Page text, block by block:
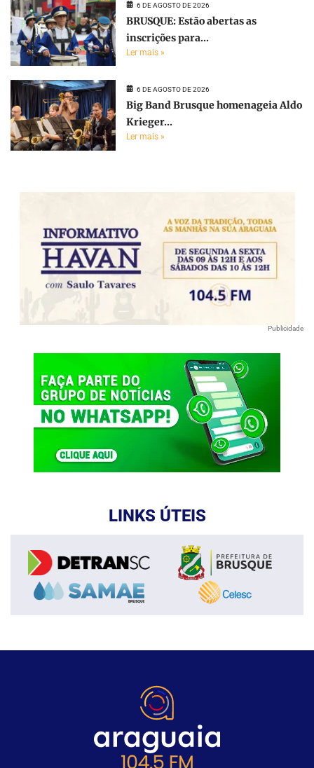
6 DE AGOSTO DE 2026
BRUSQUE: Estão abertas as
inscrições para...
Ler mais »
6 DE AGOSTO DE 2026
Big Band Brusque homenageia Aldo
Krieger...
Ler mais »
Publicidade
LINKS ÚTEIS